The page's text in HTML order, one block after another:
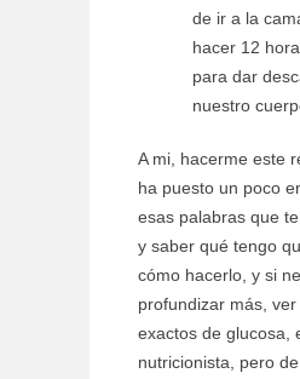
de ir a la
hacer 12
para dar
nuestro
A mi, hacerme este
ha puesto un poco
esas palabras que
y saber qué tengo
cómo hacerlo, y si
profundizar más,
exactos de glucosa,
nutricionista, pero